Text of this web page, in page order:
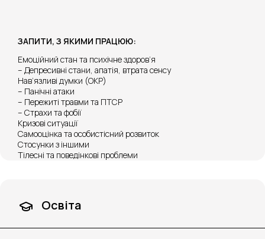
ЗАПИТИ, З ЯКИМИ ПРАЦЮЮ:
Емоційний стан та психічне здоров’я
– Депресивні стани, апатія, втрата сенсу
Нав’язливі думки (ОКР)
– Панічні атаки
– Пережиті травми та ПТСР
– Страхи та фобії
Кризові ситуації
Самооцінка та особистісний розвиток
Стосунки з іншими
Тілесні та поведінкові проблеми
Освіта